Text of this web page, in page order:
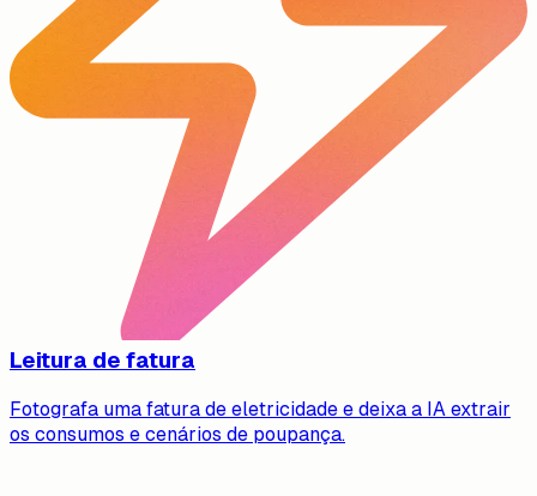
Leitura de fatura
Fotografa uma fatura de eletricidade e deixa a IA extrair
os consumos e cenários de poupança.